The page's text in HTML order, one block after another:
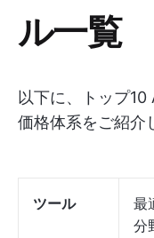
ル一覧
以下に、トップ10
価格体系をご紹介
ツール
最
分